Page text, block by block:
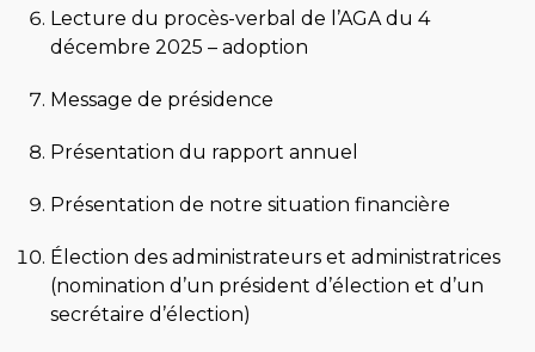
Lecture du procès-verbal de l’AGA du 4
décembre 2025 – adoption
Message de présidence
Présentation du rapport annuel
Présentation de notre situation financière
Élection des administrateurs et administratrices
(nomination d’un président d’élection et d’un
secrétaire d’élection)